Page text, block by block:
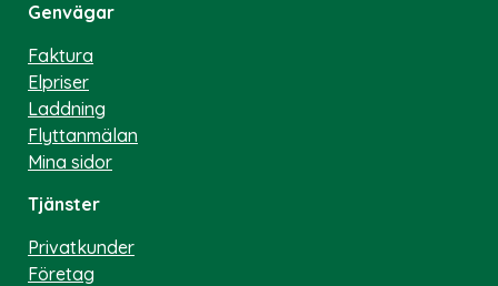
Genvägar
Faktura
Elpriser
Laddning
Flyttanmälan
Mina sidor
Tjänster
Privatkunder
Företag